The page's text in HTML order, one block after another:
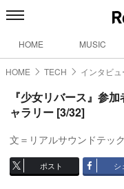
HOME MUSIC
HOME TECH インタビュ
『少女リバース』参
ャラリー [3/32]
文＝リアルサウンドテッ
ポスト シ